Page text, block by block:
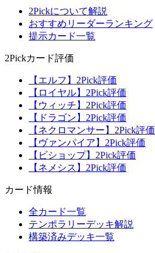
2Pickについて解説
おすすめリーダーランキング
提示カード一覧
2Pickカード評価
【エルフ】2Pick評価
【ロイヤル】2Pick評価
【ウィッチ】2Pick評価
【ドラゴン】2Pick評価
【ネクロマンサー】2Pick評価
【ヴァンパイア】2Pick評価
【ビショップ】2Pick評価
【ネメシス】2Pick評価
カード情報
全カード一覧
テンポラリーデッキ解説
構築済みデッキ一覧